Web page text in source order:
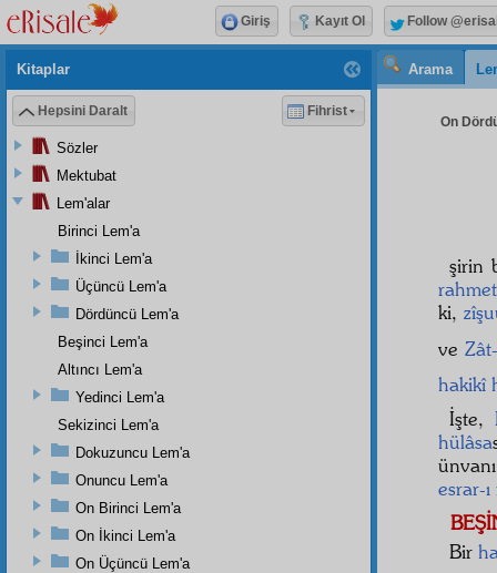
Arama
On
şirin
rahmet
ki,
ve
hakikî
İşte,
hülâsa
esrar-
Bir
Kitaplar
Hepsini Daralt Fihrist
Sözler
Mektubat
Lem'alar
Birinci Lem'a
İkinci Lem'a
Üçüncü Lem'a
Dördüncü Lem'a
Beşinci Lem'a
Altıncı Lem'a
Yedinci Lem'a
Sekizinci Lem'a
Dokuzuncu Lem'a
Onuncu Lem'a
On Birinci Lem'a
On İkinci Lem'a
On Üçüncü Lem'a
Giriş Kayıt Ol Follow